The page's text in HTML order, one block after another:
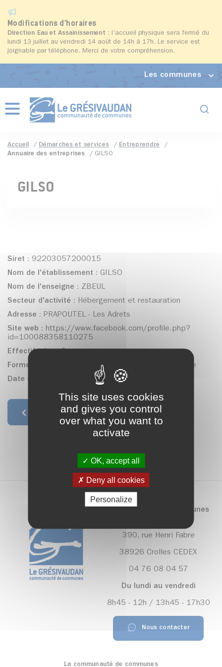
This site uses cookies
and gives you control
over what you want to
activate
OK, accept all
Deny all cookies
Personalize
Modifications d'horaires
Direction Eau et Assainissement : l'accueil physique sera fermé du
lundi 13 juillet au vendredi 14 août de 14h à 17h. Le service est
joignable par téléphone. Merci de votre compréhension.
Les communes
Menu
Accueil Démarches et services
Entreprendre
Annuaire des entreprises
GILSO
GILSO
Siret : 92203057200015
Nom de l'établissement : GILSO
Nom de l'enseigne : ZBEUL
Secteur d'activité : Hébergement et restauration
Adresse : PRAPOUTEL - Les Adrets
Site web : https://www.facebook.com/profile.php?
id=100088358110275
Effectif :
Forme juridique :
SAS, société par actions simplifiée
Date de création :
05/12/2022
Retour à la liste
Communauté de communes
390, rue Henri Fabre
38926 Crolles CEDEX
04 76 08 04 57
Du lundi au vendredi
8h45 - 12h / 13h45 - 17h30
Nous contacter
La communauté de communes